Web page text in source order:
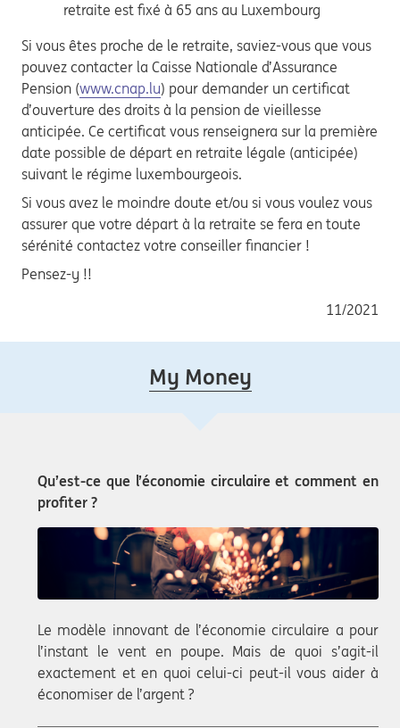
retraite est fixé à 65 ans au Luxembourg
Si vous êtes proche de le retraite, saviez-vous que vous
pouvez contacter la Caisse Nationale d’Assurance
Pension (www.cnap.lu) pour demander un certificat
d’ouverture des droits à la pension de vieillesse
anticipée. Ce certificat vous renseignera sur la première
date possible de départ en retraite légale (anticipée)
suivant le régime luxembourgeois.
Si vous avez le moindre doute et/ou si vous voulez vous
assurer que votre départ à la retraite se fera en toute
sérénité contactez votre conseiller financier !
Pensez-y !!
11/2021
My Money
Qu’est-ce que l’économie circulaire et comment en
profiter ?
Le modèle innovant de l’économie circulaire a pour
l’instant le vent en poupe. Mais de quoi s’agit-il
exactement et en quoi celui-ci peut-il vous aider à
économiser de l’argent ?